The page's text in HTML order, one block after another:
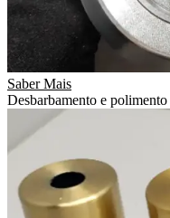
Saber Mais
Desbarbamento e